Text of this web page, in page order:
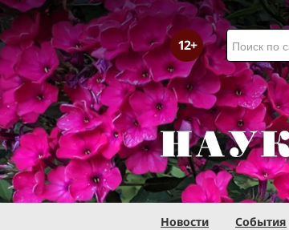
Новости События